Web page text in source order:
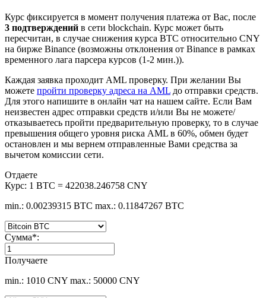
Курс фиксируется в момент получения платежа от Вас, после
3 подтверждений в сети blockchain. Курс может быть
пересчитан, в случае снижения курса BTC относительно CNY
на бирже Binance (возможны отклонения от Binance в рамках
временного лага парсера курсов (1-2 мин.)).
Каждая заявка проходит AML проверку. При желании Вы
можете пройти проверку адреса на AML до отправки средств.
Для этого напишите в онлайн чат на нашем сайте. Если Вам
неизвестен адрес отправки средств и/или Вы не можете/
отказываетесь пройти предварительную проверку, то в случае
превышения общего уровня риска AML в 60%, обмен будет
остановлен и мы вернем отправленные Вами средства за
вычетом комиссии сети.
Отдаете
Курс: 1 BTC = 422038.246758 CNY
min.: 0.00239315 BTC max.: 0.11847267 BTC
Сумма*:
Получаете
min.: 1010 CNY max.: 50000 CNY